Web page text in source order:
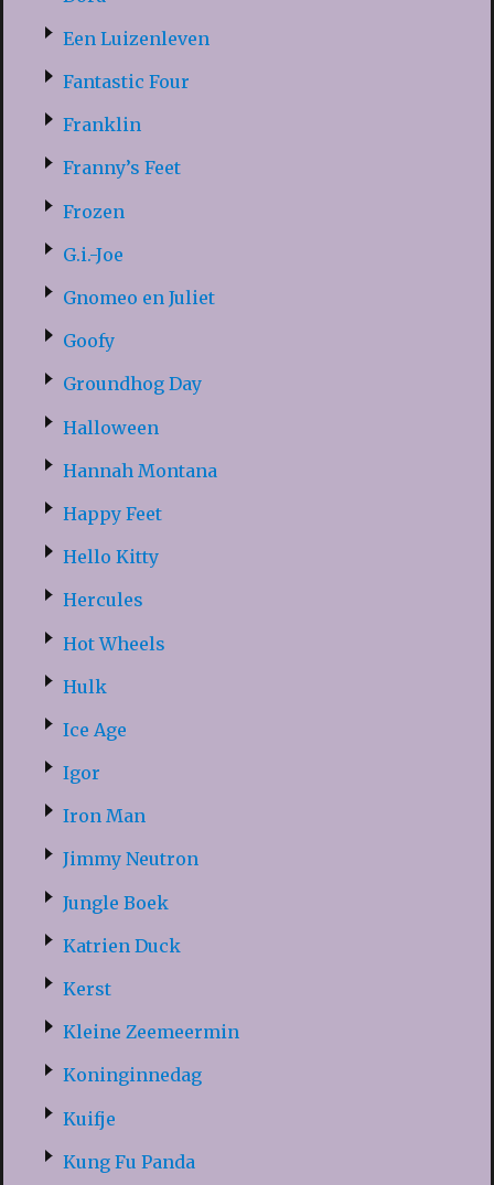
Een Luizenleven
Fantastic Four
Franklin
Franny’s Feet
Frozen
G.i.-Joe
Gnomeo en Juliet
Goofy
Groundhog Day
Halloween
Hannah Montana
Happy Feet
Hello Kitty
Hercules
Hot Wheels
Hulk
Ice Age
Igor
Iron Man
Jimmy Neutron
Jungle Boek
Katrien Duck
Kerst
Kleine Zeemeermin
Koninginnedag
Kuifje
Kung Fu Panda